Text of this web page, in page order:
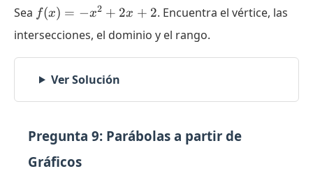
Sea f(x)
= -
x^2
+ 2
x +
2
f(x) = −x2 + 2x + 2. Encuentra el vértice, las
intersecciones, el dominio y el rango.
Ver Solución
Pregunta 9: Parábolas a partir de
Gráficos